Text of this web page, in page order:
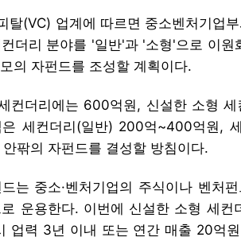
탈(VC) 업계에 따르면 중소벤처기업
더리 분야를 '일반'과 '소형'으로 이
의 자펀드를 조성할 계획이다.
컨더리에는 600억원, 신설한 소형
은 세컨더리(일반) 200억~400억원,
팎의 자펀드를 결성할 방침이다.
는 중소·벤처기업의 주식이나 벤처
운용한다. 이번에 신설한 소형 세
업력 3년 이내 또는 연간 매출 20억